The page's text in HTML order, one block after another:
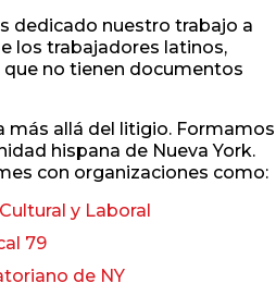
dedicado nuestro trabajo a
los trabajadores latinos,
no tienen documentos
más allá del litigio. Formamos
hispana de Nueva York.
con organizaciones como:
y Laboral
79
de NY